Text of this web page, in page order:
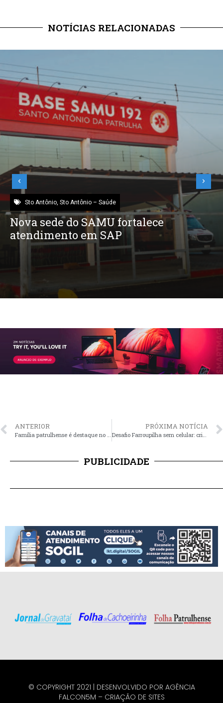
NOTÍCIAS RELACIONADAS
Sto Antônio Sto Antônio – Saúde
Nova sede do SAMU fortalece
atendimento em SAP
ANTERIOR
Família patrulhense é destaque no programa “Tempo Bueno” da RBS TV
PRÓXIMA NOTÍCIA
Desafio Farroupilha sem celular: crianças de CTG encerram ‘confinamento virtual’
PUBLICIDADE
© COPYRIGHT 2021 | DESENVOLVIDO POR AGÊNCIA
FALCON5M – CRIAÇÃO DE SITES